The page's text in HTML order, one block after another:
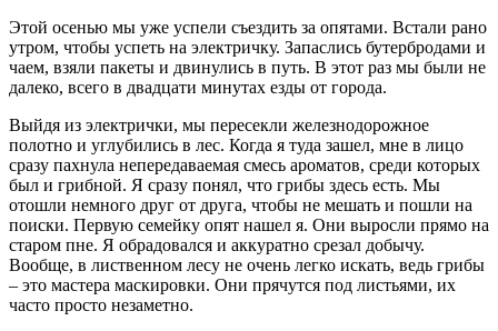
Этой осенью мы уже успели съездить за опятами. Встали рано
утром, чтобы успеть на электричку. Запаслись бутербродами и
чаем, взяли пакеты и двинулись в путь. В этот раз мы были не
далеко, всего в двадцати минутах езды от города.
Выйдя из электрички, мы пересекли железнодорожное
полотно и углубились в лес. Когда я туда зашел, мне в лицо
сразу пахнула непередаваемая смесь ароматов, среди которых
был и грибной. Я сразу понял, что грибы здесь есть. Мы
отошли немного друг от друга, чтобы не мешать и пошли на
поиски. Первую семейку опят нашел я. Они выросли прямо на
старом пне. Я обрадовался и аккуратно срезал добычу.
Вообще, в лиственном лесу не очень легко искать, ведь грибы
– это мастера маскировки. Они прячутся под листьями, их
часто просто незаметно.